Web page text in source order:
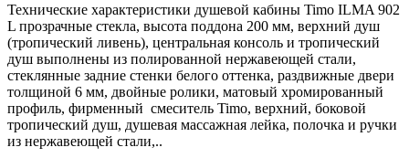
Технические характеристики душевой кабины Timo ILMA 902
L прозрачные стекла, высота поддона 200 мм, верхний душ
(тропический ливень), центральная консоль и тропический
душ выполнены из полированной нержавеющей стали,
стеклянные задние стенки белого оттенка, раздвижные двери
толщиной 6 мм, двойные ролики, матовый хромированный
профиль, фирменный смеситель Timo, верхний, боковой
тропический душ, душевая массажная лейка, полочка и ручки
из нержавеющей стали,..